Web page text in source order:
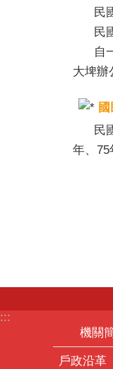
民國
民國
自一
大埤辦
民國
年、75
:::
機關
戶政沿革